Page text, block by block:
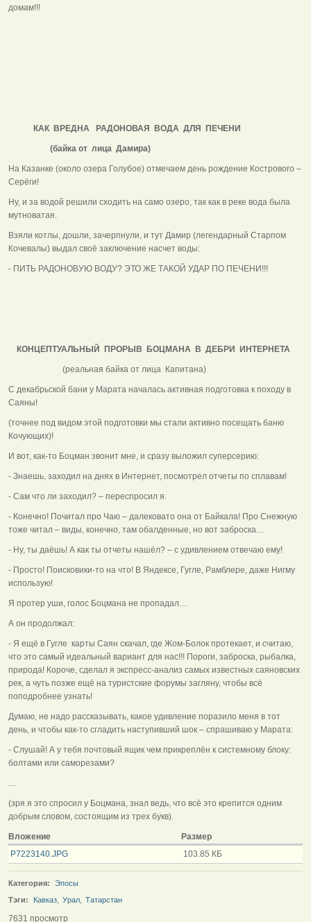
домам!!!
КАК ВРЕДНА РАДОНОВАЯ ВОДА ДЛЯ ПЕЧЕНИ
(байка от лица Дамира)
На Казанке (около озера Голубое) отмечаем день рождение Кострового –
Серёги!
Ну, и за водой решили сходить на само озеро, так как в реке вода была
мутноватая.
Взяли котлы, дошли, зачерпнули, и тут Дамир (легендарный Старпом
Кочевалы) выдал своё заключение насчет воды:
- ПИТЬ РАДОНОВУЮ ВОДУ? ЭТО ЖЕ ТАКОЙ УДАР ПО ПЕЧЕНИ!!!
КОНЦЕПТУАЛЬНЫЙ ПРОРЫВ БОЦМАНА В ДЕБРИ ИНТЕРНЕТА
(реальная байка от лица Капитана)
С декабрьской бани у Марата началась активная подготовка к походу в
Саяны!
(точнее под видом этой подготовки мы стали активно посещать баню
Кочующих)!
И вот, как-то Боцман звонит мне, и сразу выложил суперсерию:
- Знаешь, заходил на днях в Интернет, посмотрел отчеты по сплавам!
- Сам что ли заходил? – переспросил я.
- Конечно! Почитал про Чаю – далековато она от Байкала! Про Снежную
тоже читал – виды, конечно, там обалденные, но вот заброска…
- Ну, ты даёшь! А как ты отчеты нашёл? – с удивлением отвечаю ему!
- Просто! Поисковики-то на что! В Яндексе, Гугле, Рамблере, даже Нигму
использую!
Я протер уши, голос Боцмана не пропадал…
А он продолжал:
- Я ещё в Гугле карты Саян скачал, где Жом-Болок протекает, и считаю,
что это самый идеальный вариант для нас!!! Пороги, заброска, рыбалка,
природа! Короче, сделал я экспресс-анализ самых известных саяновских
рек, а чуть позже ещё на туристские форумы загляну, чтобы всё
поподробнее узнать!
Думаю, не надо рассказывать, какое удивление поразило меня в тот
день, и чтобы как-то сгладить наступивший шок – спрашиваю у Марата:
- Слушай! А у тебя почтовый ящик чем прикреплён к системному блоку:
болтами или саморезами?
…
(зря я это спросил у Боцмана, знал ведь, что всё это крепится одним
добрым словом, состоящим из трех букв).
Вложение
Размер
P7223140.JPG
103.85 КБ
Категория:
Эпосы
Тэги:
Кавказ Урал Татарстан
7631 просмотр